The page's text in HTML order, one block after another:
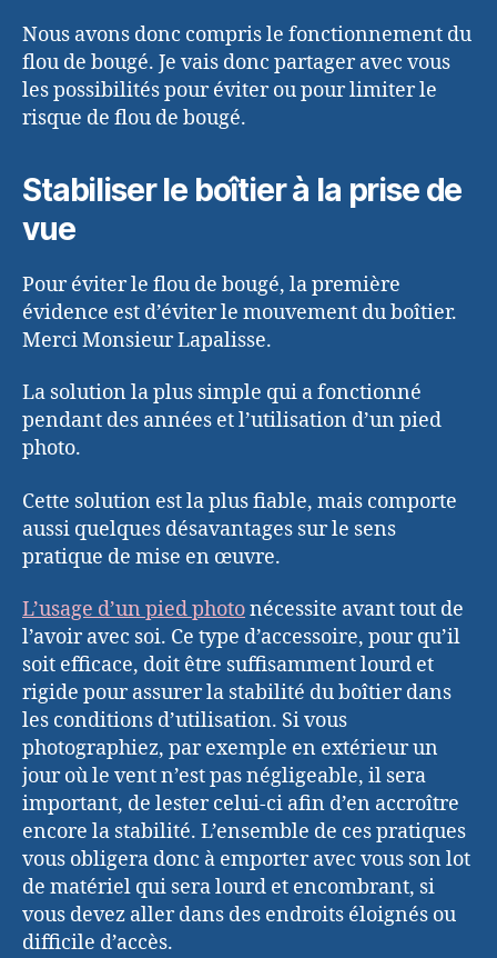
Nous avons donc compris le fonctionnement du
flou de bougé. Je vais donc partager avec vous
les possibilités pour éviter ou pour limiter le
risque de flou de bougé.
Stabiliser le boîtier à la prise de
vue
Pour éviter le flou de bougé, la première
évidence est d’éviter le mouvement du boîtier.
Merci Monsieur Lapalisse.
La solution la plus simple qui a fonctionné
pendant des années et l’utilisation d’un pied
photo.
Cette solution est la plus fiable, mais comporte
aussi quelques désavantages sur le sens
pratique de mise en œuvre.
L’usage d’un pied photonécessite avant tout de
l’avoir avec soi. Ce type d’accessoire, pour qu’il
soit efficace, doit être suffisamment lourd et
rigide pour assurer la stabilité du boîtier dans
les conditions d’utilisation. Si vous
photographiez, par exemple en extérieur un
jour où le vent n’est pas négligeable, il sera
important, de lester celui-ci afin d’en accroître
encore la stabilité. L’ensemble de ces pratiques
vous obligera donc à emporter avec vous son lot
de matériel qui sera lourd et encombrant, si
vous devez aller dans des endroits éloignés ou
difficile d’accès.